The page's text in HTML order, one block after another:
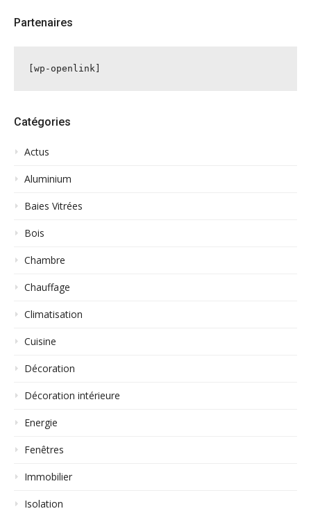
Partenaires
[wp-openlink]
Catégories
Actus
Aluminium
Baies Vitrées
Bois
Chambre
Chauffage
Climatisation
Cuisine
Décoration
Décoration intérieure
Energie
Fenêtres
Immobilier
Isolation